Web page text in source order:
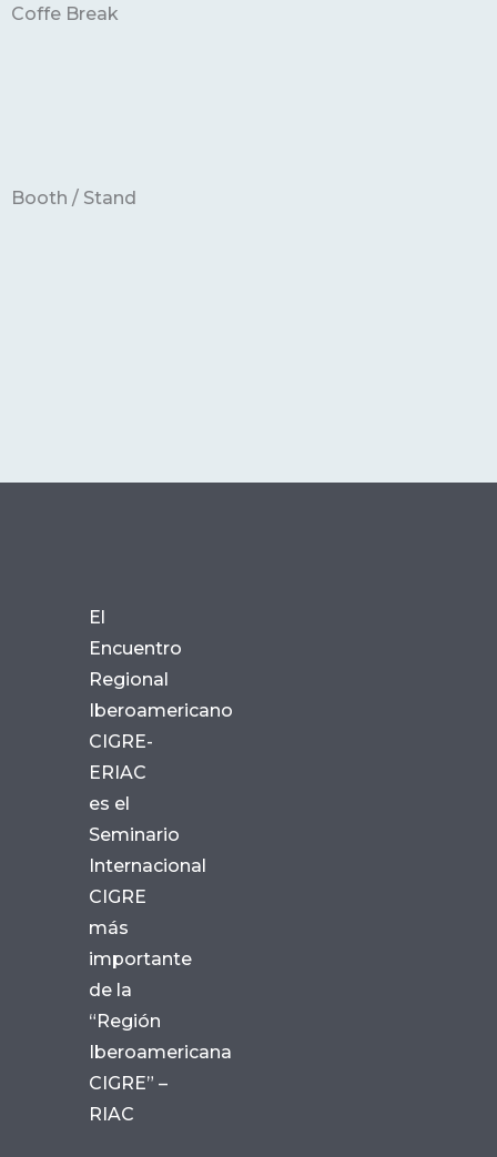
Coffe Break
Booth / Stand
El
Encuentro
Regional
Iberoamericano
CIGRE-
ERIAC
es el
Seminario
Internacional
CIGRE
más
importante
de la
“Región
Iberoamericana
CIGRE” –
RIAC